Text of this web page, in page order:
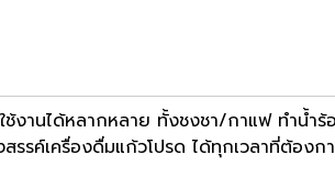
งานได้หลากหลาย ทั้งชงชา/กาแฟ ทำน้
รค์เครื่องดื่มแก้วโปรด ได้ทุกเวลาที่ต้องก